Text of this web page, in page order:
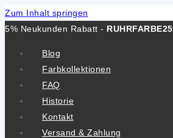
Zum Inhalt springen
5% Neukunden Rabatt - RUHRFARBE25
Blog
Farbkollektionen
FAQ
Historie
Kontakt
Versand & Zahlung